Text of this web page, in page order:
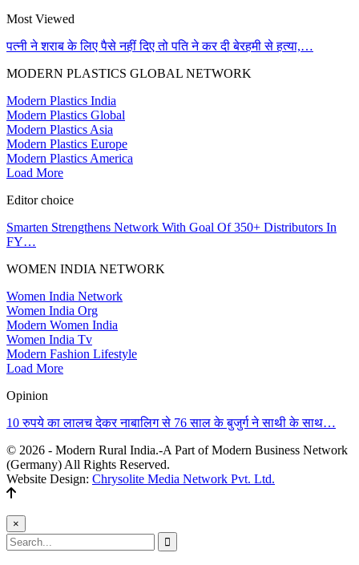
Most Viewed
पत्नी ने शराब के लिए पैसे नहीं दिए तो पति ने कर दी बेरहमी से हत्या,…
MODERN PLASTICS GLOBAL NETWORK
Modern Plastics India
Modern Plastics Global
Modern Plastics Asia
Modern Plastics Europe
Modern Plastics America
Load More
Editor choice
Smarten Strengthens Network With Goal Of 350+ Distributors In
FY…
WOMEN INDIA NETWORK
Women India Network
Women India Org
Modern Women India
Women India Tv
Modern Fashion Lifestyle
Load More
Opinion
10 रुपये का लालच देकर नाबालिग से 76 साल के बुजुर्ग ने साथी के साथ…
© 2026 - Modern Rural India.-A Part of Modern Business Network
(Germany) All Rights Reserved.
Website Design: Chrysolite Media Network Pvt. Ltd.
×